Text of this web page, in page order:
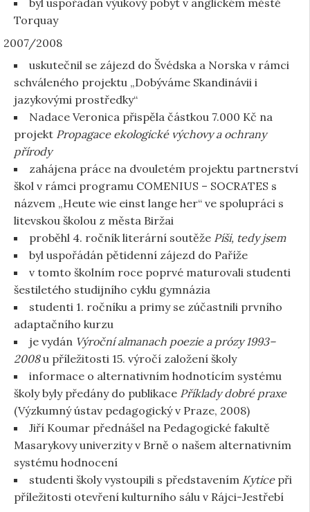
byl uspořádán výukový pobyt v anglickém městě
Torquay
2007/2008
uskutečnil se zájezd do Švédska a Norska v rámci
schváleného projektu „Dobýváme Skandinávii i
jazykovými prostředky“
Nadace Veronica přispěla částkou 7.000 Kč na
projekt Propagace ekologické výchovy a ochrany
přírody
zahájena práce na dvouletém projektu partnerství
škol v rámci programu COMENIUS – SOCRATES s
názvem „Heute wie einst lange her“ ve spolupráci s
litevskou školou z města Biržai
proběhl 4. ročník literární soutěže Píši, tedy jsem
byl uspořádán pětidenní zájezd do Paříže
v tomto školním roce poprvé maturovali studenti
šestiletého studijního cyklu gymnázia
studenti 1. ročníku a primy se zúčastnili prvního
adaptačního kurzu
je vydán Výroční almanach poezie a prózy 1993–
2008u příležitosti 15. výročí založení školy
informace o alternativním hodnotícím systému
školy byly předány do publikace Příklady dobré praxe
(Výzkumný ústav pedagogický v Praze, 2008)
Jiří Koumar přednášel na Pedagogické fakultě
Masarykovy univerzity v Brně o našem alternativním
systému hodnocení
studenti školy vystoupili s představením Kyticepři
příležitosti otevření kulturního sálu v Rájci-Jestřebí